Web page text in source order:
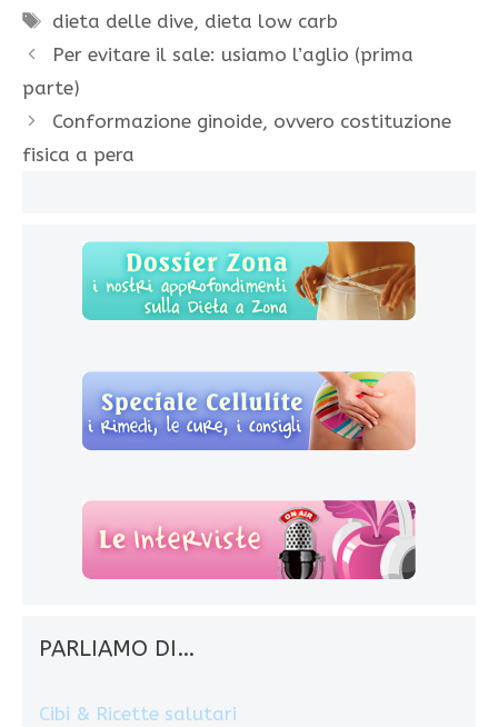
Tag
dieta delle dive, dieta low carb
Per evitare il sale: usiamo l’aglio (prima
parte)
Conformazione ginoide, ovvero costituzione
fisica a pera
PARLIAMO DI…
Cibi & Ricette salutari